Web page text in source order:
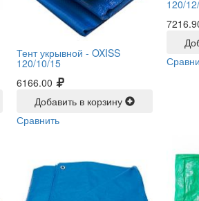
Тент укрывной - OXISS
120/10/15
6166.00
Добавить в корзину
Сравнить
120/